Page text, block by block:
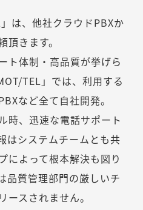
は、他社クラウドPBXか
きます。
ト体制・高品質が挙げら
TEL」では、利用する
など全て自社開発。
時、迅速な電話サポート
はシステムチームとも共
によって根本解決も図り
品質管理部門の厳しいチ
ースされません。